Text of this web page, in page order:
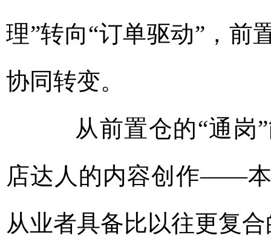
理”转向“订单驱动”，前
协同转变。
从前置仓的“通岗”
店达人的内容创作——
从业者具备比以往更复